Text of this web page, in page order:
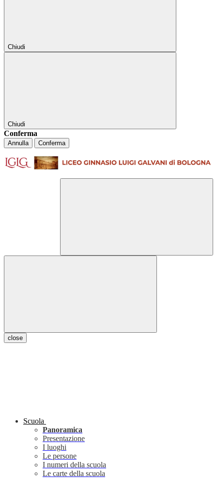
Chiudi
Chiudi
Conferma
Annulla Conferma
close
Scuola
Panoramica
Presentazione
I luoghi
Le persone
I numeri della scuola
Le carte della scuola